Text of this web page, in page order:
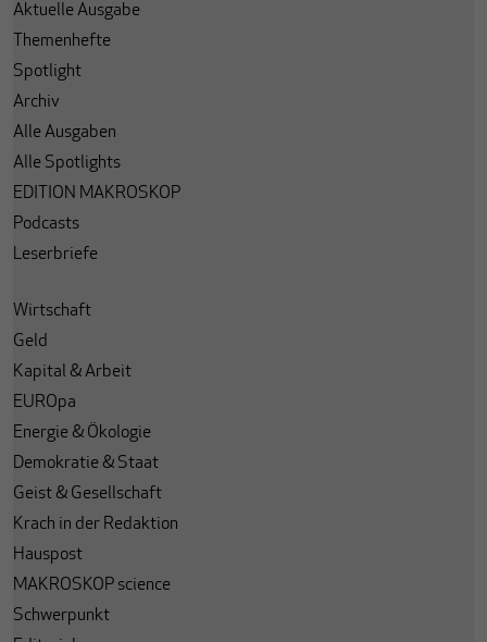
Aktuelle Ausgabe
Themenhefte
Spotlight
Archiv
Alle Ausgaben
Alle Spotlights
EDITION MAKROSKOP
Podcasts
Leserbriefe
Wirtschaft
Geld
Kapital & Arbeit
EUROpa
Energie & Ökologie
Demokratie & Staat
Geist & Gesellschaft
Krach in der Redaktion
Hauspost
MAKROSKOP science
Schwerpunkt